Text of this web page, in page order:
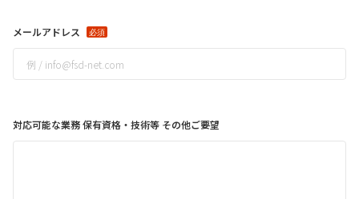
メールアドレス
対応可能な業務 保有資格・技術等 その他ご要望